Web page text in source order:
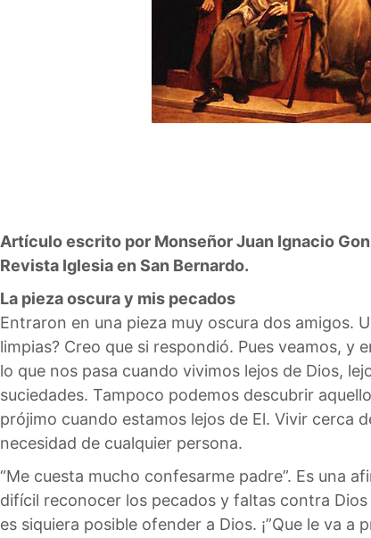
Artículo escrito por Monseñor Juan Ignacio
Revista Iglesia en San Bernardo.
La pieza oscura y mis pecados
Entraron en una pieza muy oscura dos amigos.
limpias? Creo que si respondió. Pues veamos, y
lo que nos pasa cuando vivimos lejos de Dios,
suciedades. Tampoco podemos descubrir
prójimo cuando estamos lejos de El. Vivir cerca
necesidad de cualquier persona.
“Me cuesta mucho confesarme padre”. Es una
difícil reconocer los pecados y faltas contra
es siquiera posible ofender a Dios. ¡”Que le va